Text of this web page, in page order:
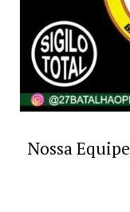
Nossa Equipe